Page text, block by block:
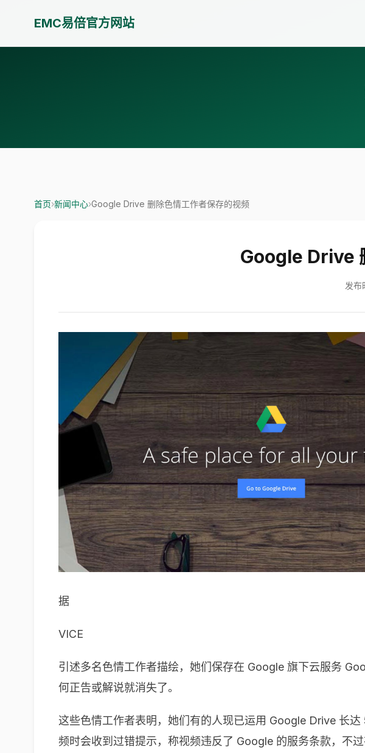
EMC易倍官方网站
首页›新闻中心›Google Drive 删除色情工作者保存的视频
Google Drive
发
据
VICE
引述多名色情工作者描绘，她们保存在 Google 旗下云服务
何正告或解说就消失了。
这些色情工作者表明，她们有的人现已运用 Google Drive 长
频时会收到过错提示，称视频违反了 Google 的服务条款，不